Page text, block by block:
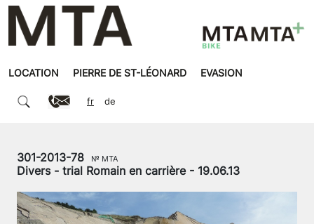
LOCATION PIERRE DE ST-LÉONARD EVASION
fr de
301-2013-78 № MTA
Divers - trial Romain en carrière - 19.06.13